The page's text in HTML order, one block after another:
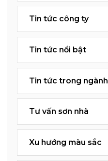
Tin tức công ty
Tin tức nổi bật
Tin tức trong ngành
Tư vấn sơn nhà
Xu hướng màu sắc